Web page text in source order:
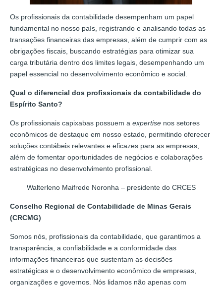
Os profissionais da contabilidade desempenham um papel
fundamental no nosso país, registrando e analisando todas as
transações financeiras das empresas, além de cumprir com as
obrigações fiscais, buscando estratégias para otimizar sua
carga tributária dentro dos limites legais, desempenhando um
papel essencial no desenvolvimento econômico e social.
Qual o diferencial dos profissionais da contabilidade do
Espírito Santo?
Os profissionais capixabas possuem a expertise nos setores
econômicos de destaque em nosso estado, permitindo oferecer
soluções contábeis relevantes e eficazes para as empresas,
além de fomentar oportunidades de negócios e colaborações
estratégicas no desenvolvimento profissional.
Walterleno Maifrede Noronha – presidente do CRCES
Conselho Regional de Contabilidade de Minas Gerais
(CRCMG)
Somos nós, profissionais da contabilidade, que garantimos a
transparência, a confiabilidade e a conformidade das
informações financeiras que sustentam as decisões
estratégicas e o desenvolvimento econômico de empresas,
organizações e governos. Nós lidamos não apenas com